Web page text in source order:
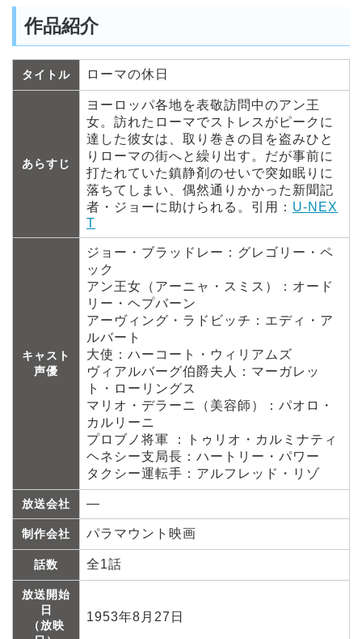
作品紹介
タイトル ローマの休日
あらすじ
ヨーロッパ各地を表敬訪問中のアン王
女。訪れたローマでストレスがピークに
達した彼女は、取り巻きの目を盗みひと
りローマの街へと繰り出す。だが事前に
打たれていた鎮静剤のせいで突如眠りに
落ちてしまい、偶然通りかかった新聞記
者・ジョーに助けられる。引用： U-NEX
T
キャスト
声優
ジョー・ブラッドレー：グレゴリー・ペ
ック
アン王女（アーニャ・スミス）：オード
リー・ヘプバーン
アーヴィング・ラドビッチ：エディ・ア
ルバート
大使：ハーコート・ウィリアムズ
ヴィアルバーグ伯爵夫人：マーガレッ
ト・ローリングス
マリオ・デラーニ（美容師）：パオロ・
カルリーニ
プロブノ将軍 ：トゥリオ・カルミナティ
ヘネシー支局長：ハートリー・パワー
タクシー運転手：アルフレッド・リゾ
放送会社 ―
制作会社 パラマウント映画
話数 全1話
放送開始
日
（放映
1953年8月27日